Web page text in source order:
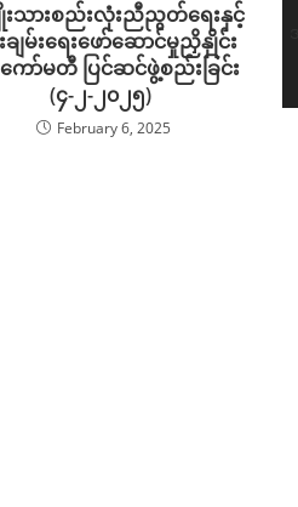
းသားစည်းလုံးညီညွတ်ရေးနှင့်
းချမ်းရေးဖော်ဆောင်မှုညှိနှိုင်း
ကော်မတီ ပြင်ဆင်ဖွဲ့စည်းခြင်း
(၄-၂-၂၀၂၅)
February 6, 2025